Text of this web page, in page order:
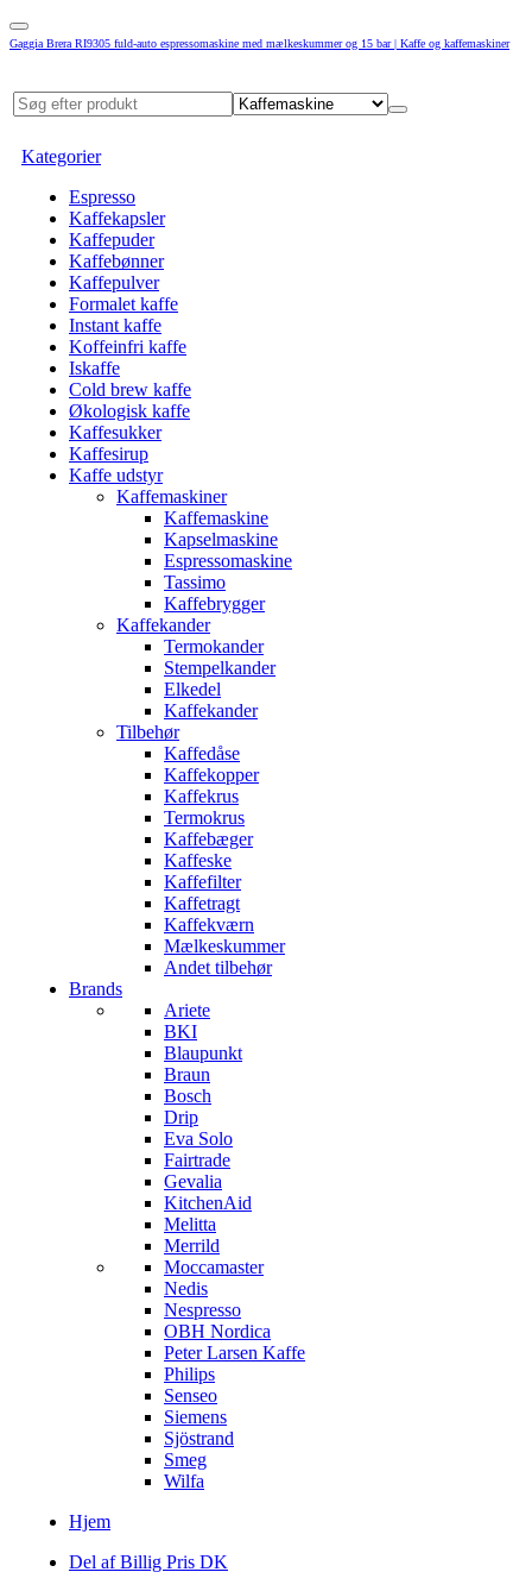
Gaggia Brera RI9305 fuld-auto espressomaskine med mælkeskummer og 15 bar | Kaffe og kaffemaskiner
Kategorier
Espresso
Kaffekapsler
Kaffepuder
Kaffebønner
Kaffepulver
Formalet kaffe
Instant kaffe
Koffeinfri kaffe
Iskaffe
Cold brew kaffe
Økologisk kaffe
Kaffesukker
Kaffesirup
Kaffe udstyr
Kaffemaskiner
Kaffemaskine
Kapselmaskine
Espressomaskine
Tassimo
Kaffebrygger
Kaffekander
Termokander
Stempelkander
Elkedel
Kaffekander
Tilbehør
Kaffedåse
Kaffekopper
Kaffekrus
Termokrus
Kaffebæger
Kaffeske
Kaffefilter
Kaffetragt
Kaffekværn
Mælkeskummer
Andet tilbehør
Brands
Ariete
BKI
Blaupunkt
Braun
Bosch
Drip
Eva Solo
Fairtrade
Gevalia
KitchenAid
Melitta
Merrild
Moccamaster
Nedis
Nespresso
OBH Nordica
Peter Larsen Kaffe
Philips
Senseo
Siemens
Sjöstrand
Smeg
Wilfa
Hjem
Del af Billig Pris DK